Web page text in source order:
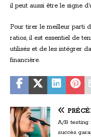
il peut aussi être le signe
Pour tirer le meilleur parti
ratios, il est essentiel de
utilisés et de les intégrer
financière.
A/B testing
succès